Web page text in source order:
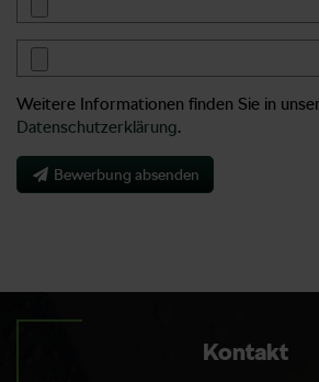
Weitere Informationen finden Sie in
Datenschutzerklärung.
Bewerbung absenden
Kontakt